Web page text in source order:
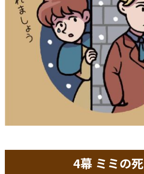
4幕 ミミの死